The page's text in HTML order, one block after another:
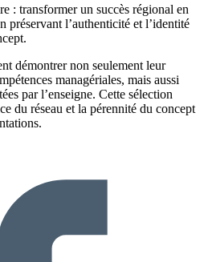
: transformer un succès régional en
préservant l’authenticité et l’identité
démontrer non seulement leur
managériales, mais aussi
par l’enseigne. Cette sélection
du réseau et la pérennité du concept